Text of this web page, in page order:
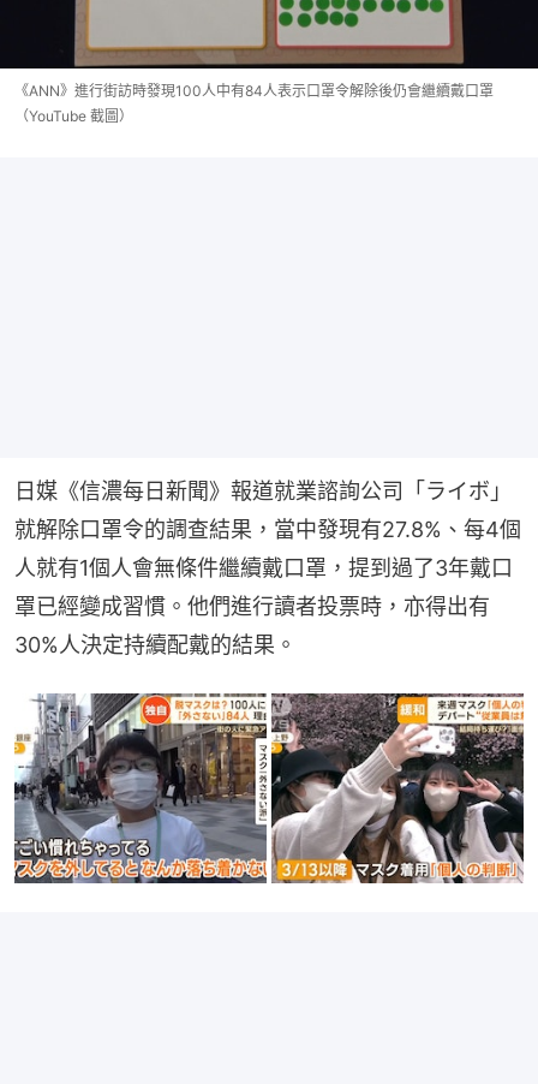
《ANN》進行街訪時發現100人中有84人表示口罩令解除後仍會繼續戴口罩
（YouTube 截圖）
日媒《信濃每日新聞》報道就業諮詢公司「ライボ」
就解除口罩令的調查結果，當中發現有27.8%、每4個
人就有1個人會無條件繼續戴口罩，提到過了3年戴口
罩已經變成習慣。他們進行讀者投票時，亦得出有
30%人決定持續配戴的結果。